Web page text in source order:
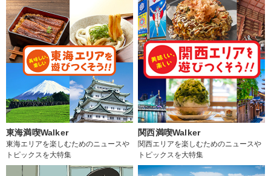
東海満喫Walker
東海エリアを楽しむためのニュースや
トピックスを大特集
関西満喫Walker
関西エリアを楽しむためのニュースや
トピックスを大特集